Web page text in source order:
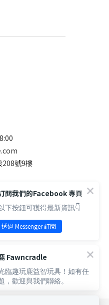
208號9樓
閱我們的Facebook 專頁
下按鈕可獲得最新資訊👇
透過 Messenger 訂閱
Fawncradle
臨趣玩鹿益智玩具！如有任
，歡迎與我們聯絡。